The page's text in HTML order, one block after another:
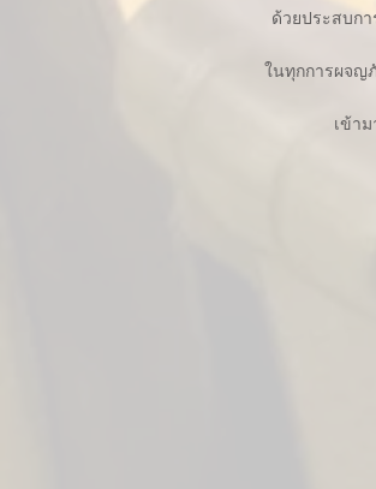
ด้วยประสบก
ในทุกการผจญ
เข้า